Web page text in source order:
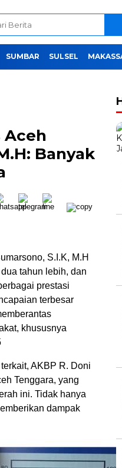
SUMBAR SULSEL
Aceh
Banyak
S.I.K, M.H
tahun lebih, dan
prestasi
terbesar
khususnya
AKBP R. Doni
Tenggara, yang
ini. Tidak hanya
dampak